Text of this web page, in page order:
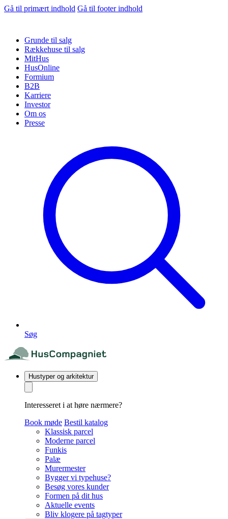
Gå til primært indhold Gå til footer indhold
Grunde til salg
Rækkehuse til salg
MitHus
HusOnline
Formium
B2B
Karriere
Investor
Om os
Presse
Søg
Hustyper og arkitektur
Interesseret i at høre nærmere?
Book møde Bestil katalog
Klassisk parcel
Moderne parcel
Funkis
Palæ
Murermester
Bygger vi typehuse?
Besøg vores kunder
Formen på dit hus
Aktuelle events
Bliv klogere på tagtyper